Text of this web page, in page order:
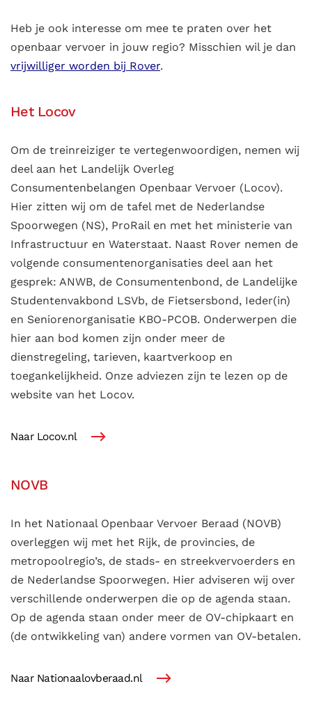
Heb je ook interesse om mee te praten over het
openbaar vervoer in jouw regio? Misschien wil je dan
vrijwilliger worden bij Rover.
Het Locov
Om de treinreiziger te vertegenwoordigen, nemen wij
deel aan het Landelijk Overleg
Consumentenbelangen Openbaar Vervoer (Locov).
Hier zitten wij om de tafel met de Nederlandse
Spoorwegen (NS), ProRail en met het ministerie van
Infrastructuur en Waterstaat. Naast Rover nemen de
volgende consumentenorganisaties deel aan het
gesprek: ANWB, de Consumentenbond, de Landelijke
Studentenvakbond LSVb, de Fietsersbond, Ieder(in)
en Seniorenorganisatie KBO-PCOB. Onderwerpen die
hier aan bod komen zijn onder meer de
dienstregeling, tarieven, kaartverkoop en
toegankelijkheid. Onze adviezen zijn te lezen op de
website van het Locov.
Naar Locov.nl
NOVB
In het Nationaal Openbaar Vervoer Beraad (NOVB)
overleggen wij met het Rijk, de provincies, de
metropoolregio’s, de stads- en streekvervoerders en
de Nederlandse Spoorwegen. Hier adviseren wij over
verschillende onderwerpen die op de agenda staan.
Op de agenda staan onder meer de OV-chipkaart en
(de ontwikkeling van) andere vormen van OV-betalen.
Naar Nationaalovberaad.nl